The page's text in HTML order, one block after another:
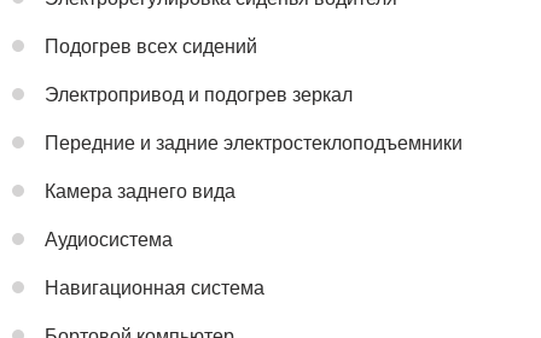
Подогрев всех сидений
Электропривод и подогрев зеркал
Передние и задние электростеклоподъемники
Камера заднего вида
Аудиосистема
Навигационная система